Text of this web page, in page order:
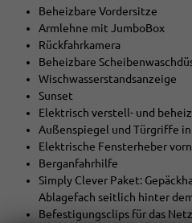
Beheizbare Vordersitze
Armlehne mit JumboBox
Rückfahrkamera
Beheizbare
Wischwasserstandsanzeige
Sunset
Elektrisch verstell- und
Außenspiegel und Türgriffe
Elektrische Fensterheber
Berganfahrhilfe
Simply Clever Paket:
Ablagefach seitlich hinter
Befestigungsclips für das